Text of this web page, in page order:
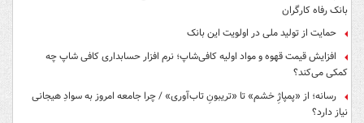
بانک رفاه کارگران
حمایت از تولید ملی در اولویت این بانک
افزایش قیمت قهوه و مواد اولیه کافی‌شاپ؛ نرم افزار حسابداری کافی شاپ چه
کمکی می‌کند؟
رسانه؛ از «پمپاژِ خشم» تا «تریبونِ تاب‌آوری» / چرا جامعه امروز به سوادِ هیجانی
نیاز دارد؟